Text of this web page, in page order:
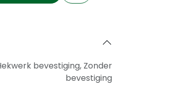
bevestiging, Zonder
bevestiging